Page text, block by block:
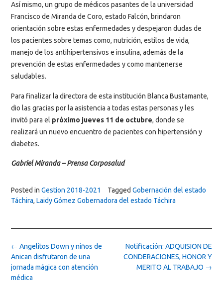
Así mismo, un grupo de médicos pasantes de la universidad
Francisco de Miranda de Coro, estado Falcón, brindaron
orientación sobre estas enfermedades y despejaron dudas de
los pacientes sobre temas como, nutrición, estilos de vida,
manejo de los antihipertensivos e insulina, además de la
prevención de estas enfermedades y como mantenerse
saludables.
Para finalizar la directora de esta institución Blanca Bustamante,
dio las gracias por la asistencia a todas estas personas y les
invitó para el próximo jueves 11 de octubre, donde se
realizará un nuevo encuentro de pacientes con hipertensión y
diabetes.
Gabriel Miranda – Prensa Corposalud
Posted in Gestion 2018-2021 Tagged Gobernación del estado
Táchira, Laidy Gómez Gobernadora del estado Táchira
Post
navigation
Notificación: ADQUISION DE
CONDERACIONES, HONOR Y
MERITO AL TRABAJO →
← Angelitos Down y niños de
Anican disfrutaron de una
jornada mágica con atención
médica